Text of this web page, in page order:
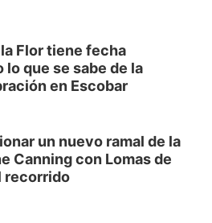
Flor tiene fecha
que se sabe de la
en Escobar
un nuevo ramal de la
Canning con Lomas de
recorrido